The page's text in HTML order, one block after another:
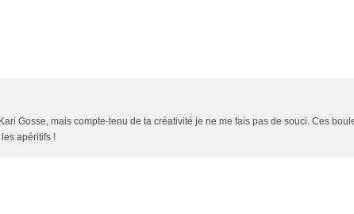
Gosse, mais compte-tenu de ta créativité je ne me fais pas de souci. Ces
apéritifs !